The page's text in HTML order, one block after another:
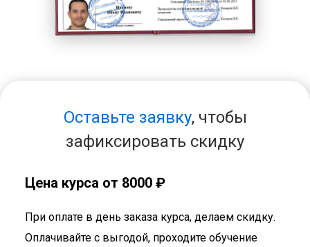
Оставьте заявку, чтобы
зафиксировать скидку
Цена курса от 8000 ₽
При оплате в день заказа курса, делаем скидку.
Оплачивайте с выгодой, проходите обучение